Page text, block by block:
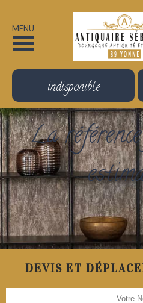
MENU
indisponible
La
DEVIS ET